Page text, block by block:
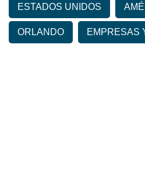
ESTADOS UNIDOS
ORLANDO EMPRESAS